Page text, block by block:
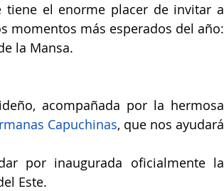
tiene el enorme placer de invitar a
momentos más esperados del año:
la Mansa.
acompañada por la hermosa
Capuchinas, que nos ayudará
por inaugurada oficialmente la
Este.